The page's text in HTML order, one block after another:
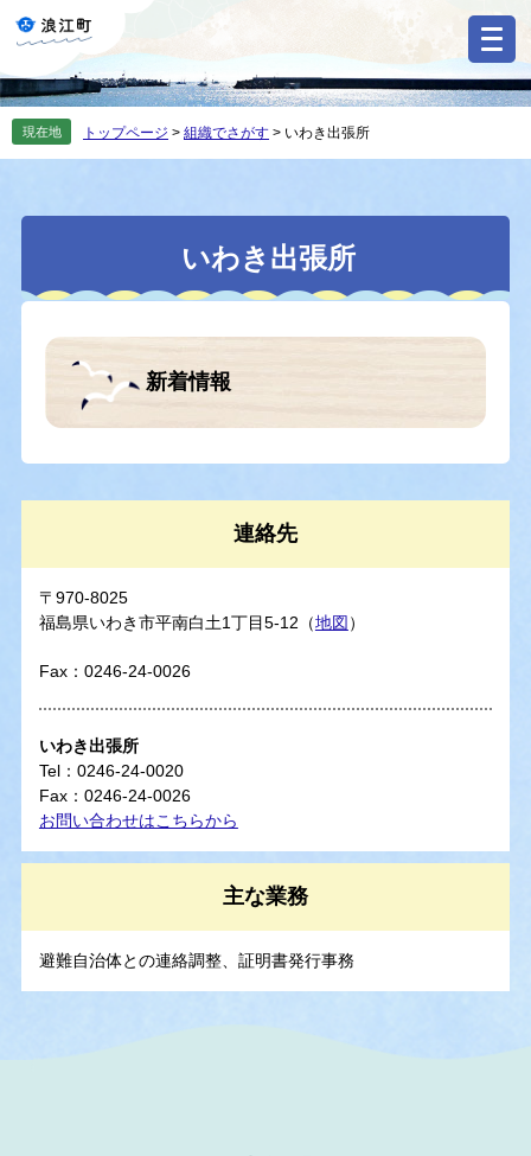
の
先
で
ー
を
ば
現在地 トップページ > 組織でさがす > いわき出張所
本
いわき出張所
新着情報
連絡先
〒970-8025
福島県いわき市平南白土1丁目5-12（地図 ）
Fax：0246-24-0026
いわき出張所
Tel：0246-24-0020
Fax：0246-24-0026
お問い合わせはこちらから
主な業務
避難自治体との連絡調整、証明書発行事務